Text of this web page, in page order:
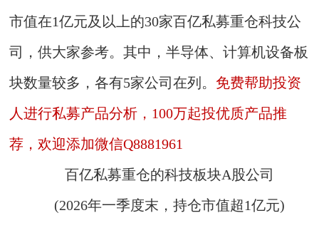
市值在1亿元及以上的30家百亿私募重仓科技公
司，供大家参考。其中，半导体、计算机设备板
块数量较多，各有5家公司在列。 免费帮助投资
人进行私募产品分析，100万起投优质产品推
荐，欢迎添加微信Q8881961
百亿私募重仓的科技板块A股公司
(2026年一季度末，持仓市值超1亿元)